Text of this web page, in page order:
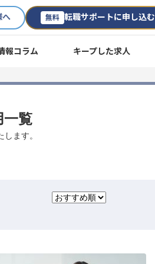
へ 無料 転職サポートに申し込む
報コラム キープした求人
一覧
ます。